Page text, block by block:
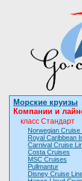
Морские круизы
Компании и
класс Стандарт
Norwegian Cruise
Royal Caribbean
Carnival Cruise
Costa Cruises
MSC Cruises
Pullmantur
Disney Cruise